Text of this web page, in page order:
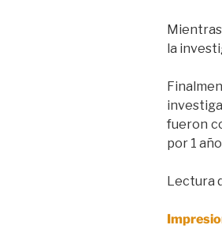
Mientras
la
fueron
por 1
Lectura